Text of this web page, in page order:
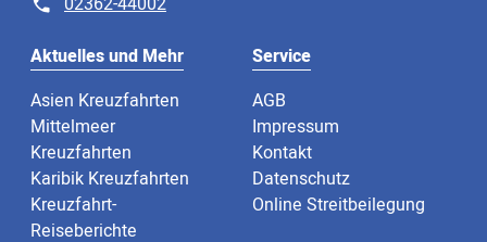
Aktuelles und Mehr
Asien Kreuzfahrten
Mittelmeer
Kreuzfahrten
Karibik Kreuzfahrten
Kreuzfahrt-
Reiseberichte
Service
AGB
Impressum
Kontakt
Datenschutz
Online Streitbeilegung